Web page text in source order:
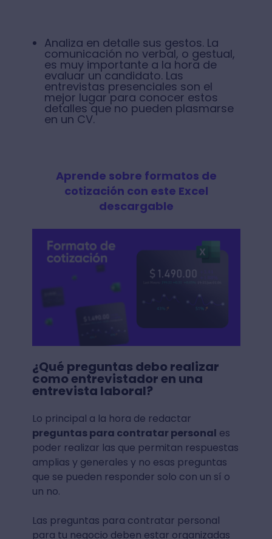
Analiza en detalle sus gestos. La
comunicación no verbal, o gestual,
es muy importante a la hora de
evaluar un candidato. Las
entrevistas presenciales son el
mejor lugar para conocer estos
detalles que no pueden plasmarse
en un CV.
Aprende sobre formatos de
cotización con este Excel
descargable
¿Qué preguntas debo realizar
como entrevistador en una
entrevista laboral?
Lo principal a la hora de redactar
preguntas para contratar personal es
poder realizar las que permitan respuestas
amplias y generales y no esas preguntas
que se pueden responder solo con un sí o
un no.
Las preguntas para contratar personal
para tu negocio deben estar organizadas